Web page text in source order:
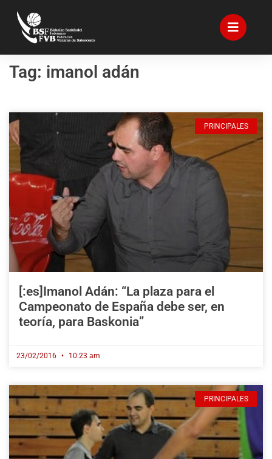
Tag: imanol adán
PRINCIPALES
[:es]Imanol Adán: “La plaza para el
Campeonato de España debe ser, en
teoría, para Baskonia”
23/02/2016 10:23 am
PRINCIPALES